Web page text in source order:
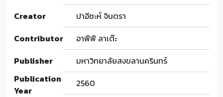
Creator
ปาอีซะห์ จินตรา
Contributor
อาฟีฟี ลาเต๊ะ
Publisher
มหาวิทยาลัยสงขลานครินทร์
Publication
Year
2560